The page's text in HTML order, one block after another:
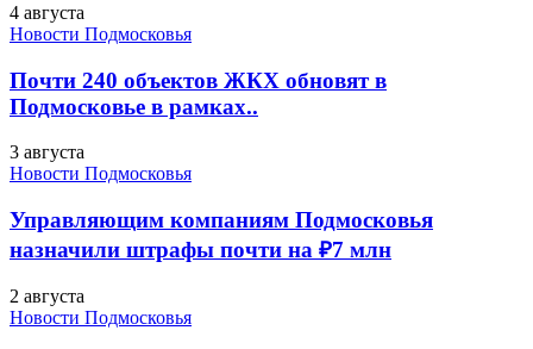
4 августа
Новости Подмосковья
Почти 240 объектов ЖКХ обновят в
Подмосковье в рамках..
3 августа
Новости Подмосковья
Управляющим компаниям Подмосковья
назначили штрафы почти на ₽7 млн
2 августа
Новости Подмосковья